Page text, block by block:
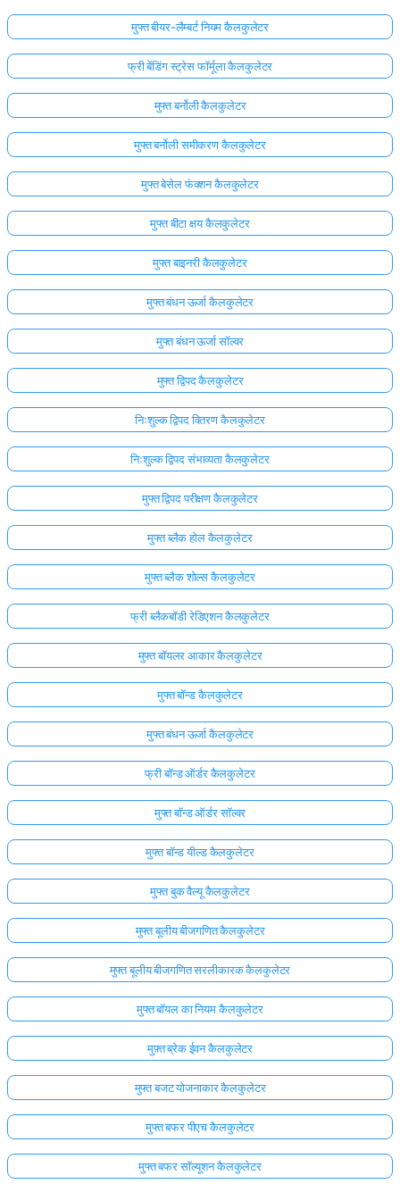
तक
कोई
प्रश्न
नहीं
मुफ्त बीयर-लैम्बर्ट नियम कैलकुलेटर
फ्री बेंडिंग स्ट्रेस फॉर्मूला कैलकुलेटर
मुफ्त बर्नोली कैलकुलेटर
मुफ्त बर्नोली समीकरण कैलकुलेटर
मुफ्त बेसेल फंक्शन कैलकुलेटर
मुफ्त बीटा क्षय कैलकुलेटर
मुफ्त बाइनरी कैलकुलेटर
मुफ्त बंधन ऊर्जा कैलकुलेटर
मुफ्त बंधन ऊर्जा सॉल्वर
मुफ्त द्विपद कैलकुलेटर
निःशुल्क द्विपद वितरण कैलकुलेटर
निःशुल्क द्विपद संभाव्यता कैलकुलेटर
मुफ्त द्विपद परीक्षण कैलकुलेटर
मुफ्त ब्लैक होल कैलकुलेटर
मुफ्त ब्लैक शोल्स कैलकुलेटर
फ्री ब्लैकबॉडी रेडिएशन कैलकुलेटर
मुफ्त बॉयलर आकार कैलकुलेटर
मुफ्त बॉन्ड कैलकुलेटर
मुफ्त बंधन ऊर्जा कैलकुलेटर
फ्री बॉन्ड ऑर्डर कैलकुलेटर
मुफ्त बॉन्ड ऑर्डर सॉल्वर
मुफ्त बॉन्ड यील्ड कैलकुलेटर
मुफ्त बुक वैल्यू कैलकुलेटर
मुफ्त बूलीय बीजगणित कैलकुलेटर
मुफ्त बूलीय बीजगणित सरलीकारक कैलकुलेटर
मुफ्त बॉयल का नियम कैलकुलेटर
मुफ़्त ब्रेक ईवन कैलकुलेटर
मुफ्त बजट योजनाकार कैलकुलेटर
मुफ्त बफर पीएच कैलकुलेटर
मुफ्त बफर सॉल्यूशन कैलकुलेटर